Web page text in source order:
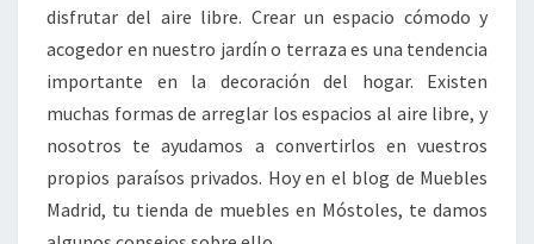
EN
CASA
disfrutar del aire libre. Crear un espacio cómodo y
acogedor en nuestro jardín o terraza es una tendencia
importante en la decoración del hogar. Existen
muchas formas de arreglar los espacios al aire libre, y
nosotros te ayudamos a convertirlos en vuestros
propios paraísos privados. Hoy en el blog de Muebles
Madrid, tu tienda de muebles en Móstoles, te damos